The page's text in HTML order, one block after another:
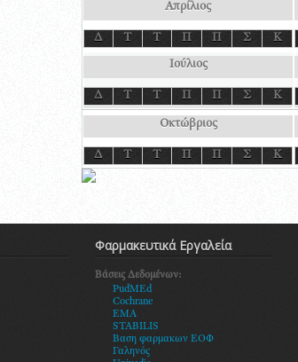
Απρίλιος
Δ Τ Τ Π Π Σ Κ
Ιούλιος
Δ Τ Τ Π Π Σ Κ
Οκτώβριος
Δ Τ Τ Π Π Σ Κ
Φαρμακευτικά Εργαλεία
Βάσεις Δεδομένων:
PudMEd
Cochrane
EMA
STABILIS
Βαση φαρμακων ΕΟΦ
Γαληνός